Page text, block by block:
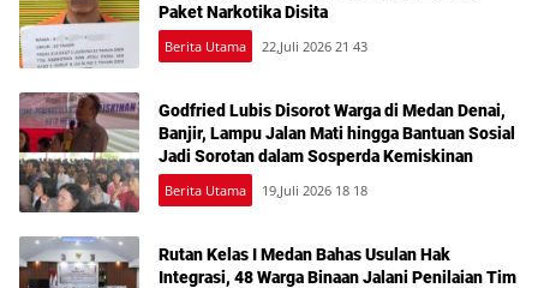
Paket Narkotika Disita
Berita Utama 22,Juli 2026 21 43
Godfried Lubis Disorot Warga di Medan Denai,
Banjir, Lampu Jalan Mati hingga Bantuan Sosial
Jadi Sorotan dalam Sosperda Kemiskinan
Berita Utama 19,Juli 2026 18 18
Rutan Kelas I Medan Bahas Usulan Hak
Integrasi, 48 Warga Binaan Jalani Penilaian Tim